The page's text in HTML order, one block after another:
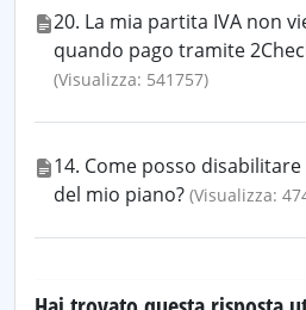
20. La mia partita IVA non
quando pago tramite
(Visualizza: 541757)
14. Come posso
del mio piano? (Visualizza: